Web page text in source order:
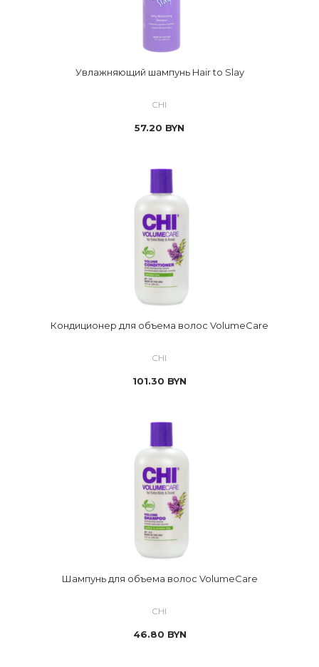
Увлажняющий шампунь Hair to Slay
CHI
57.20 BYN
Кондиционер для объема волос VolumeCare
CHI
101.30 BYN
Шампунь для объема волос VolumeCare
CHI
46.80 BYN